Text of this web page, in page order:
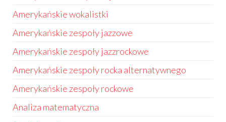
Amerykańskie wokalistki
Amerykańskie zespoły jazzowe
Amerykańskie zespoły jazzrockowe
Amerykańskie zespoły rocka alternatywnego
Amerykańskie zespoły rockowe
Analiza matematyczna